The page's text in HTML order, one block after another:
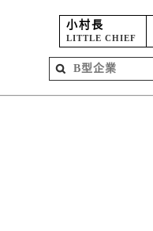
小村長
LITTLE CHIEF